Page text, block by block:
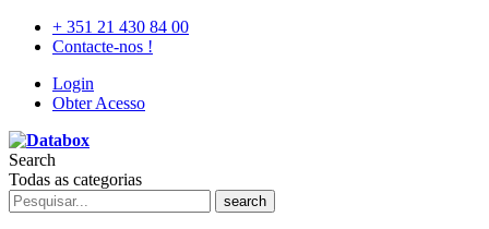
+ 351 21 430 84 00
Contacte-nos !
Login
Obter Acesso
Search
Todas as categorias
search